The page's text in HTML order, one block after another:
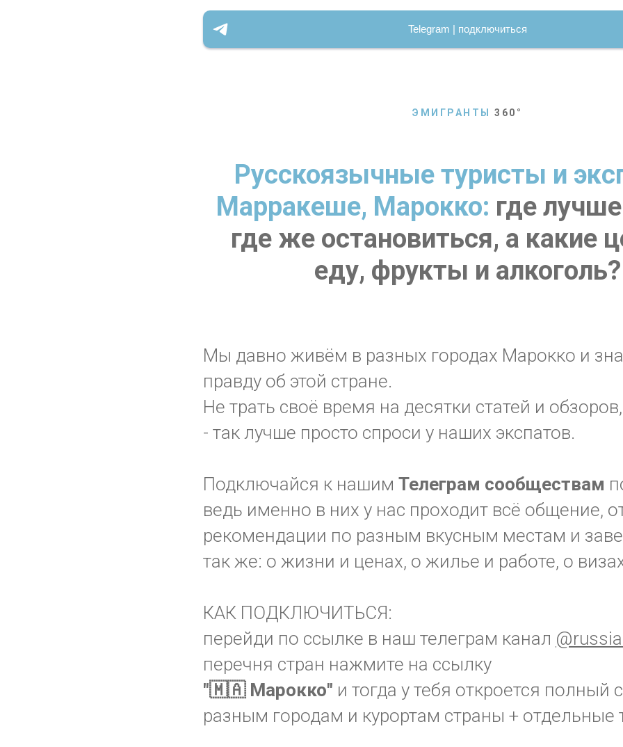
Telegram | подключиться
ЭМИГРАНТЫ 360 °
Русскоязычные туристы и
Марракеше, Марокко: где
где же остановиться, а какие
еду, фрукты и алкоголь?
Мы давно живём в разных городах Марокко и
правду об этой стране.
Не трать своё время на десятки статей и
- так лучше просто спроси у наших экспатов.
Подключайся к нашим Телеграм сообществам
ведь именно в них у нас проходит всё общение,
рекомендации по разным вкусным местам и
так же: о жизни и ценах, о жилье и работе, о
КАК ПОДКЛЮЧИТЬСЯ:
перейди по ссылке в наш телеграм канал
перечня стран нажмите на ссылку
"🇲🇦 Марокко" и тогда у тебя откроется полный
разным городам и курортам страны + отдельные